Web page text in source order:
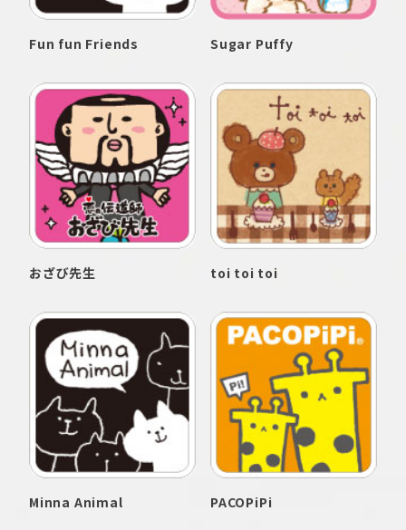
Fun fun Friends Sugar Puffy
おざび先生 toi toi toi
Minna Animal PACOPiPi